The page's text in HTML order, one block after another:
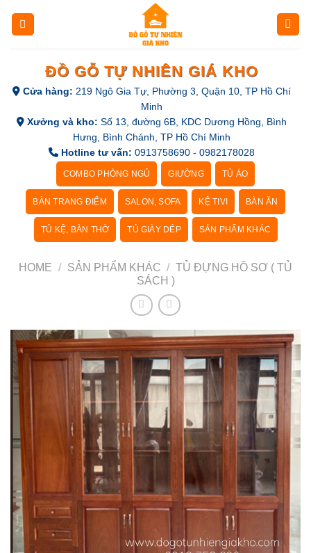
ĐỒ GỖ TỰ NHIÊN GIÁ KHO
Cửa hàng: 219 Ngô Gia Tự, Phường 3, Quận 10, TP Hồ Chí
Minh
Xưởng và kho: Số 13, đường 6B, KDC Dương Hồng, Bình
Hưng, Bình Chánh, TP Hồ Chí Minh
Hotline tư vấn: 0913758690 - 0982178028
COMBO PHÒNG NGỦ GIƯỜNG TỦ ÁO
BÀN TRANG ĐIỂM SALON, SOFA KỆ TIVI BÀN ĂN
TỦ KỆ, BÀN THỜ TỦ GIÀY DÉP SẢN PHẨM KHÁC
HOME / SẢN PHẨM KHÁC / TỦ ĐỰNG HỒ SƠ ( TỦ
SÁCH )